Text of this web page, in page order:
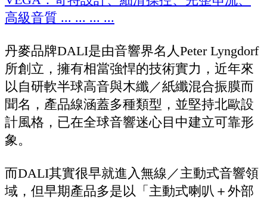
丹麥品牌DALI是由音響界名人Peter Lyngdorf
所創立，擁有相當強悍的技術實力，近年來
以自研軟半球高音與木纖／紙纖混合振膜而
聞名，產品線涵蓋多種類型，並堅持北歐設
計風格，已在全球音響迷心目中建立可靠形
象。
而DALI其實很早就進入無線／主動式音響領
域，但早期產品多是以「主動式喇叭＋外部